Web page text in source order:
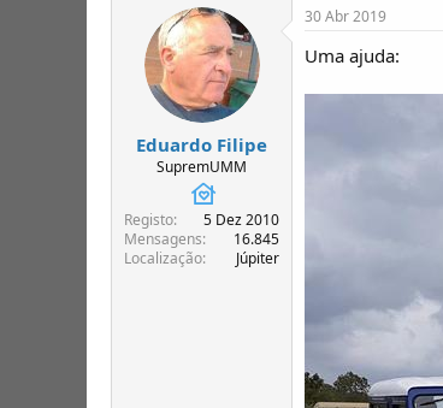
Eduardo Filipe
SupremUMM
Registo
5 Dez 2010
Mensagens
16.845
Localização
Júpiter
30 Abr 2019
Uma ajuda: